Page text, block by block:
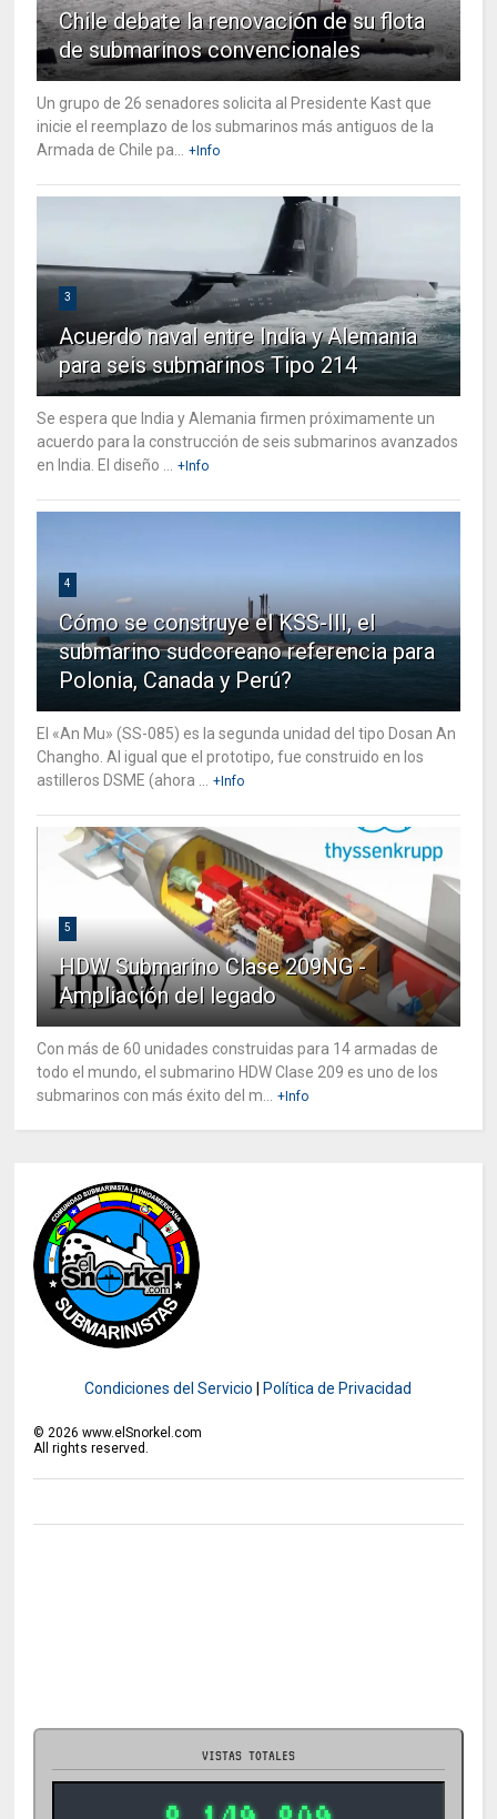
Chile debate la renovación de su flota
de submarinos convencionales
Un grupo de 26 senadores solicita al Presidente Kast que
inicie el reemplazo de los submarinos más antiguos de la
Armada de Chile pa... +Info
3
Acuerdo naval entre India y Alemania
para seis submarinos Tipo 214
Se espera que India y Alemania firmen próximamente un
acuerdo para la construcción de seis submarinos avanzados
en India. El diseño ... +Info
4
Cómo se construye el KSS-III, el
submarino sudcoreano referencia para
Polonia, Canada y Perú?
El «An Mu» (SS-085) es la segunda unidad del tipo Dosan An
Changho. Al igual que el prototipo, fue construido en los
astilleros DSME (ahora ... +Info
5
HDW Submarino Clase 209NG -
Ampliación del legado
Con más de 60 unidades construidas para 14 armadas de
todo el mundo, el submarino HDW Clase 209 es uno de los
submarinos con más éxito del m... +Info
Condiciones del Servicio Política de Privacidad
©2026 www.elSnorkel.com
All rights reserved.
VISTAS TOTALES